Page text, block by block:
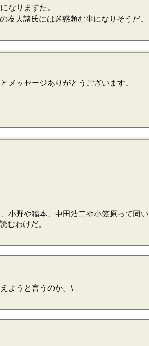
なりますた。
友人諸氏には迷惑頼む事になりそうだ。
メッセージありがとうございます。
野や稲本、中田浩二や小笠原って同
むわけだ。
ようと言うのか。\